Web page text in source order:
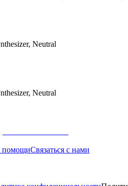
Neutral
Neutral
помощиСвязаться с нами